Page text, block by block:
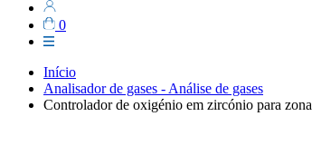
0
Início
Analisador de gases - Análise de gases
Controlador de oxigénio em zircónio para